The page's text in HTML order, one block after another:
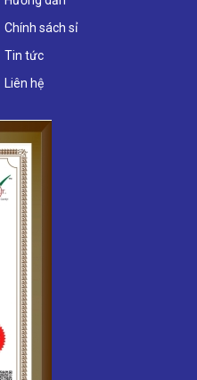
Chính sách sỉ
Tin tức
Liên hệ